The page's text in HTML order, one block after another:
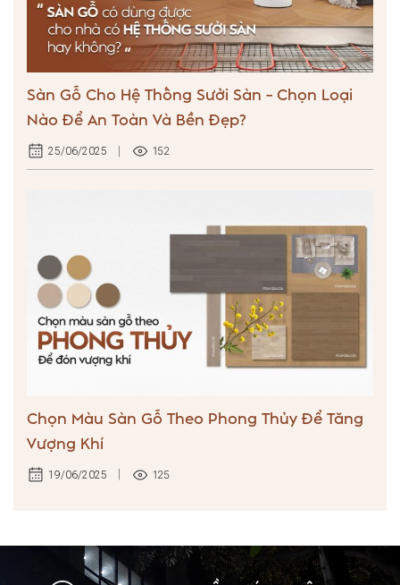
Sàn Gỗ Cho Hệ Thống Sưởi Sàn – Chọn Loại
Nào Để An Toàn Và Bền Đẹp?
25/06/2025 152
Chọn Màu Sàn Gỗ Theo Phong Thủy Để Tăng
Vượng Khí
19/06/2025 125